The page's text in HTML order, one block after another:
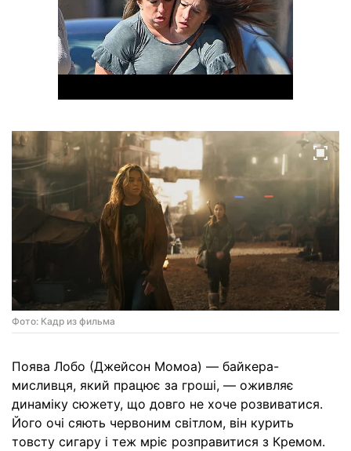
Фото: Кадр из фильма
Поява Лобо (Джейсон Момоа) — байкера-
мисливця, який працює за гроші, — оживляє
динаміку сюжету, що довго не хоче розвиватися.
Його очі сяють червоним світлом, він курить
товсту сигару і теж мріє розправитися з Кремом.